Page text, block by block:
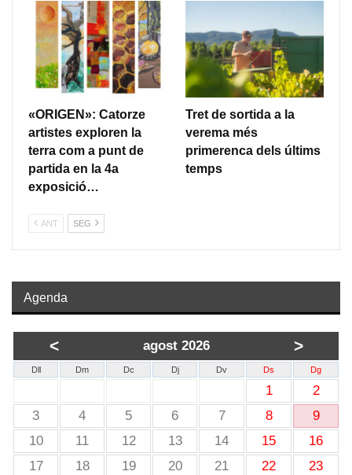
«ORIGEN»: Catorze
artistes exploren la
terra com a punt de
partida en la 4a
exposició…
Tret de sortida a la
verema més
primerenca dels últims
temps
ANT SEG
Agenda
< agost 2026 >
Dll Dm Dc Dj Dv Ds Dg
1
2
3
4 5 6 7 8
9
10
11 12 13 14 15
16
17
18 19 20 21 22
23